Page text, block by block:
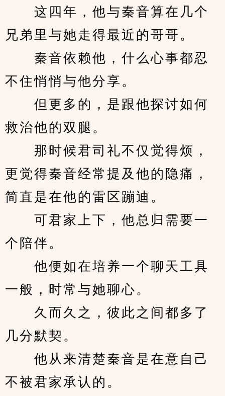
这四年，他与秦音算在几个
兄弟里与她走得最近的哥哥。
秦音依赖他，什么心事都忍
不住悄悄与他分享。
但更多的，是跟他探讨如何
救治他的双腿。
那时候君司礼不仅觉得烦，
更觉得秦音经常提及他的隐痛，
简直是在他的雷区蹦迪。
可君家上下，他总归需要一
个陪伴。
他便如在培养一个聊天工具
一般，时常与她聊心。
久而久之，彼此之间都多了
几分默契。
他从来清楚秦音是在意自己
不被君家承认的。